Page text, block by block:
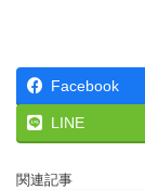
Facebook
LINE
関連記事